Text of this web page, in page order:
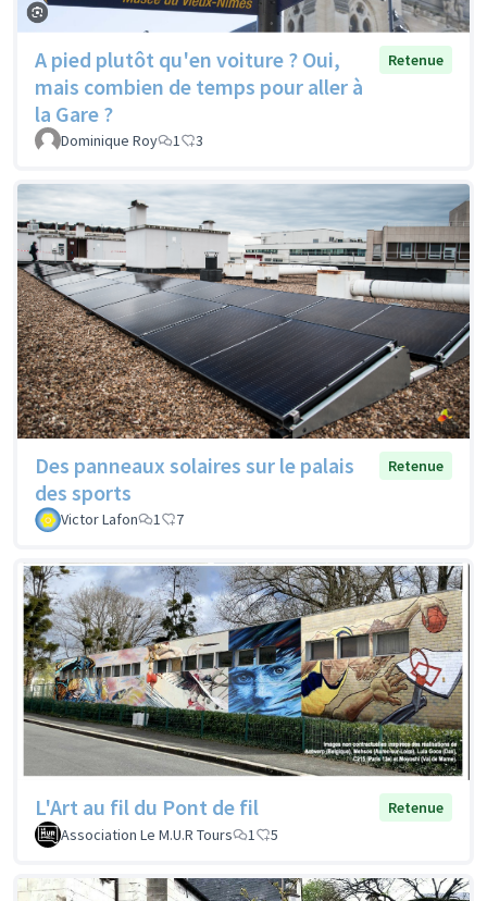
A pied plutôt qu'en voiture ? Oui,
mais combien de temps pour aller à
la Gare ?
Retenue
Dominique Roy 1 3
Des panneaux solaires sur le palais
des sports
Retenue
Victor Lafon 1 7
L'Art au fil du Pont de fil
Retenue
Association Le M.U.R Tours
1 5